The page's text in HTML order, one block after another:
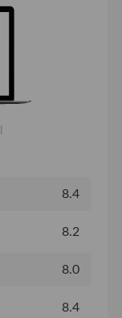
8.4
8.2
8.0
8.4